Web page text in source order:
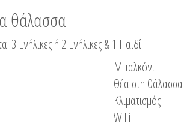
θάλασσα
3 Ενήλικες ή 2 Ενήλικες & 1 Παιδί
Μπαλκόνι
Θέα στη θάλασσα
Κλιματισμός
WiFi